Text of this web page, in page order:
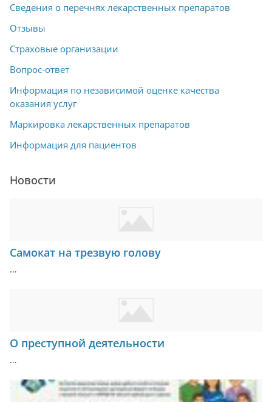
Сведения о перечнях лекарственных препаратов
Отзывы
Страховые организации
Вопрос-ответ
Информация по независимой оценке качества
оказания услуг
Маркировка лекарственных препаратов
Информация для пациентов
Новости
Самокат на трезвую голову
…
О преступной деятельности
…